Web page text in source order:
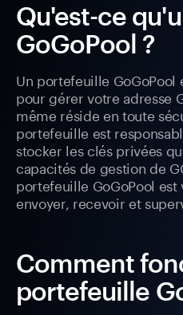
Qu'est-ce
GoGoPool ?
Un portefeuille
pour gérer votre adresse
même réside en toute
portefeuille est
stocker les clés privées
capacités de gestion de
portefeuille GoGoPool
envoyer, recevoir et
Comment
portefeuille